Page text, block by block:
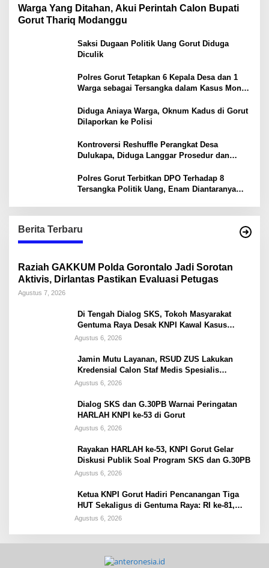
Warga Yang Ditahan, Akui Perintah Calon Bupati
Gorut Thariq Modanggu
Saksi Dugaan Politik Uang Gorut Diduga
Diculik
Polres Gorut Tetapkan 6 Kepala Desa dan 1
Warga sebagai Tersangka dalam Kasus Money
Diduga Aniaya Warga, Oknum Kadus di Gorut
Dilaporkan ke Polisi
Kontroversi Reshuffle Perangkat Desa
Dulukapa, Diduga Langgar Prosedur dan
Polres Gorut Terbitkan DPO Terhadap 8
Tersangka Politik Uang, Enam Diantaranya
Berita Terbaru
Raziah GAKKUM Polda Gorontalo Jadi Sorotan
Aktivis, Dirlantas Pastikan Evaluasi Petugas
Agustus 7, 2026
Di Tengah Dialog SKS, Tokoh Masyarakat
Gentuma Raya Desak KNPI Kawal Kasus
Kematian Remaja yang Masih Misteri
Agustus 6, 2026
Jamin Mutu Layanan, RSUD ZUS Lakukan
Kredensial Calon Staf Medis Spesialis
Konservasi Gigi
Agustus 6, 2026
Dialog SKS dan G.30PB Warnai Peringatan
HARLAH KNPI ke-53 di Gorut
Agustus 6, 2026
Rayakan HARLAH ke-53, KNPI Gorut Gelar
Diskusi Publik Soal Program SKS dan G.30PB
Agustus 6, 2026
Ketua KNPI Gorut Hadiri Pencanangan Tiga
HUT Sekaligus di Gentuma Raya: RI ke-81,
Pramuka ke-65, dan Kecamatan ke-17
Agustus 6, 2026